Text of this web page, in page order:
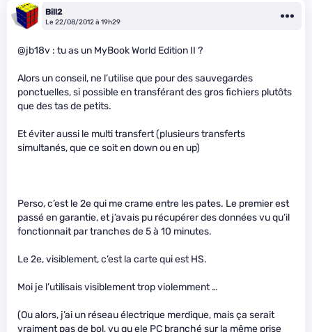
Bill2
Le 22/08/2012 à 19h29
@jb18v : tu as un MyBook World Edition II ?
Alors un conseil, ne l’utilise que pour des sauvegardes
ponctuelles, si possible en transférant des gros fichiers plutôts
que des tas de petits.
Et éviter aussi le multi transfert (plusieurs transferts
simultanés, que ce soit en down ou en up)
Perso, c’est le 2e qui me crame entre les pates. Le premier est
passé en garantie, et j’avais pu récupérer des données vu qu’il
fonctionnait par tranches de 5 à 10 minutes.
Le 2e, visiblement, c’est la carte qui est HS.
Moi je l’utilisais visiblement trop violemment …
(Ou alors, j’ai un réseau électrique merdique, mais ça serait
vraiment pas de bol, vu qu ele PC branché sur la même prise